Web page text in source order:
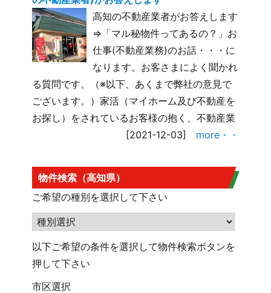
高知の不動産業者がお答えします
⇒「マル秘物件ってあるの？」お
仕事(不動産業務)のお話・・・に
なります。お客さまによく聞かれ
る質問です。（※以下、あくまで弊社の意見で
ございます。）家活（マイホーム及び不動産を
お探し）をされているお客様の抱く、不動産業
[2021-12-03] more・・
物件検索（高知県）
ご希望の種別を選択して下さい
以下ご希望の条件を選択して物件検索ボタンを
押して下さい
市区選択